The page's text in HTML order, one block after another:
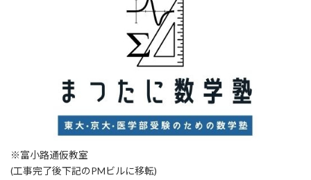
※富小路通仮教室
(工事完了後下記のPMビルに移転)